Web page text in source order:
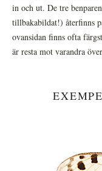
in och ut. De tre
tillbakabildat!) återfinns
ovansidan finns ofta
är resta mot varandra